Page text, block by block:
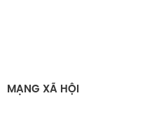
MẠNG XÃ HỘI